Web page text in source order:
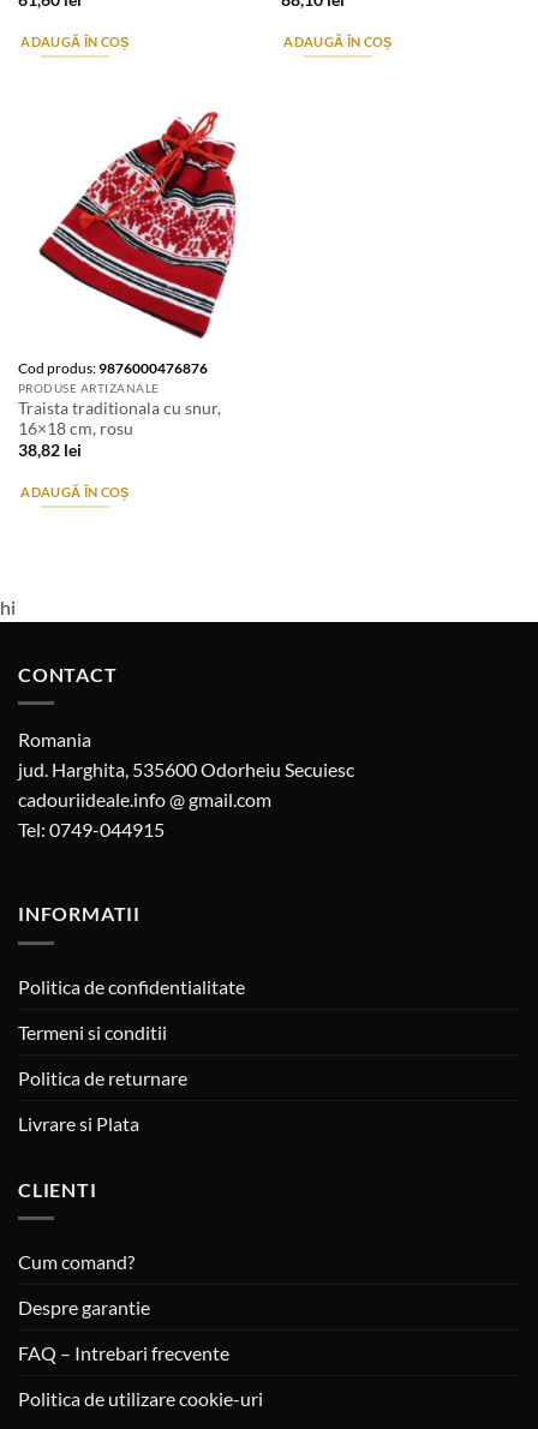
ADAUGĂ ÎN COȘ ADAUGĂ ÎN COȘ
Cod produs:9876000476876
PRODUSE ARTIZANALE
Traista traditionala cu snur,
16×18 cm, rosu
38,82 lei
ADAUGĂ ÎN COȘ
hi
CONTACT
Romania
jud. Harghita, 535600 Odorheiu Secuiesc
cadouriideale.info @ gmail.com
Tel: 0749-044915
INFORMATII
Politica de confidentialitate
Termeni si conditii
Politica de returnare
Livrare si Plata
CLIENTI
Cum comand?
Despre garantie
FAQ – Intrebari frecvente
Politica de utilizare cookie-uri